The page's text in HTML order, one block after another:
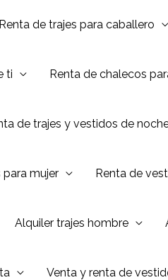
Renta de trajes para caballero
ti Renta de chalecos
de trajes y vestidos de
para mujer Renta de
Alquiler trajes hombre
Venta y renta de